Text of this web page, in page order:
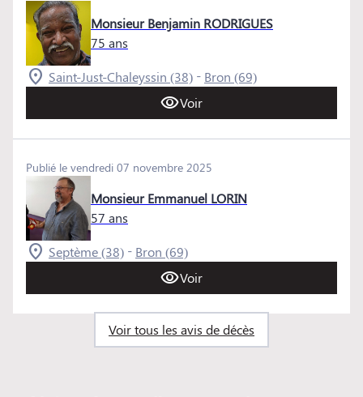
Monsieur Benjamin RODRIGUES
75 ans
Saint-Just-Chaleyssin (38) - Bron (69)
Voir
Publié le vendredi 07 novembre 2025
Monsieur Emmanuel LORIN
57 ans
Septème (38) - Bron (69)
Voir
Voir tous les avis de décès